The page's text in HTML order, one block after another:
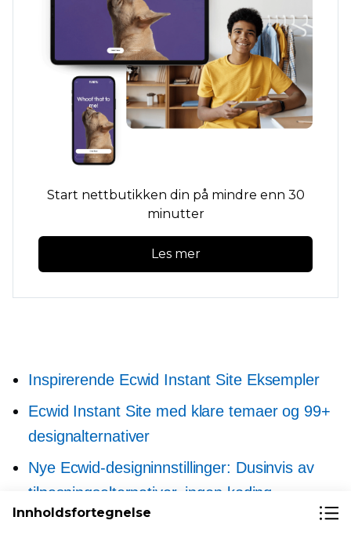
Start nettbutikken din på mindre enn 30
minutter
Les mer
Inspirerende Ecwid Instant Site Eksempler
Ecwid Instant Site med klare temaer og 99+
designalternativer
Nye Ecwid-designinnstillinger: Dusinvis av
tilpasningsalternativer, ingen koding
Slik velger du en e-handelsmal for nettstedet
Innholdsfortegnelse